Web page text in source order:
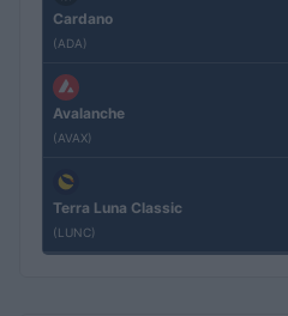
Cardano
(ADA)
Avalanche
(AVAX)
Terra Luna Classic
(LUNC)